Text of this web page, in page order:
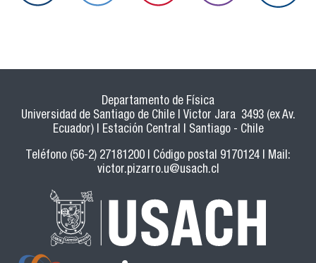
Departamento de Física
Universidad de Santiago de Chile | Victor Jara 3493 (ex Av.
Ecuador) | Estación Central | Santiago - Chile
Teléfono (56-2) 27181200 | Código postal 9170124 | Mail:
victor.pizarro.u@usach.cl